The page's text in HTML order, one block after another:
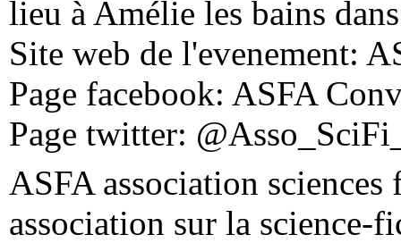
lieu à Amélie les bains
Site web de l'evenement:
Page facebook: ASFA
Page twitter:
ASFA association
association sur la science-